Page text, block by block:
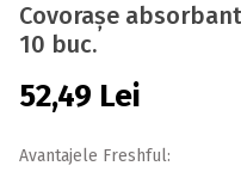
Covorașe
10 buc.
52,49 Lei
Avantajele Freshful: